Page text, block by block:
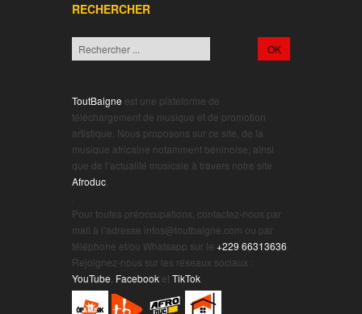
RECHERCHER
ToutBaigne est une plateforme de
téléchargement de musique et de promotion
artistique. Nous proposons sur ce site, de la
musique africaine notamment béninoise, ainsi
que de l’actualité musicale à travers notre site
Afroduc
Pour toutes préoccupations, contactez-nous par
mail à l’adresse infos@toutbaigne.com ou par
téléphone et/ou Whatsapp sur le +229 66313636
Rejoignez-nous sur les réseaux sociaux :
YouTube Facebook etTikTok